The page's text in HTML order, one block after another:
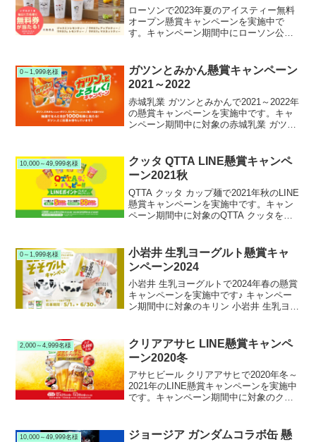
ローソンで2023年夏のアイスティー無料
オープン懸賞キャンペーンを実施中で
す。キャンペーン期間中にローソン公式
ローソン アイスティーが当たります。
0～1,999名様
ガツンとみかん懸賞キャンペーン
2021～2022
赤城乳業 ガツンとみかんで2021～2022年
の懸賞キャンペーンを実施中です。キャ
ンペーン期間中に対象の赤城乳業 ガツン
当たります。
10,000～49,999名様
クッタ QTTA LINE懸賞キャンペ
ーン2021秋
QTTA クッタ カップ麺で2021年秋のLINE
懸賞キャンペーンを実施中です。キャン
ペーン期間中に対象のQTTA クッタを購
イントが追加で当たります。
0～1,999名様
小岩井 生乳ヨーグルト懸賞キャ
ンペーン2024
小岩井 生乳ヨーグルトで2024年春の懸賞
キャンペーンを実施中です♪ キャンペー
ン期間中に対象のキリン 小岩井 生乳ヨー
す。
2,000～4,999名様
クリアアサヒ LINE懸賞キャンペ
ーン2020冬
アサヒビール クリアアサヒで2020年冬～
2021年のLINE懸賞キャンペーンを実施中
です。キャンペーン期間中に対象のクリ
品が当たります。
10,000～49,999名様
ジョージア ガンダムコラボ缶 懸